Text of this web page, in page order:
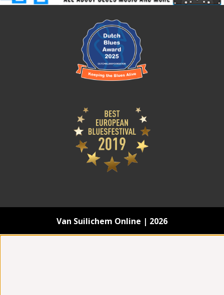
Van Suilichem Online | 2026